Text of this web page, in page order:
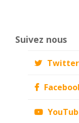
Suivez nous
Twitter